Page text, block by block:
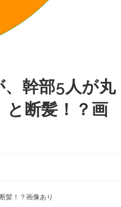
幹部5人が丸
と断髪！？画
髪！？画像あり